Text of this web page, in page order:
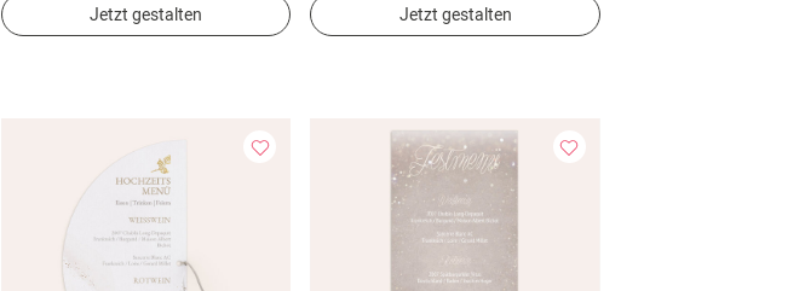
Jetzt gestalten Jetzt gestalten